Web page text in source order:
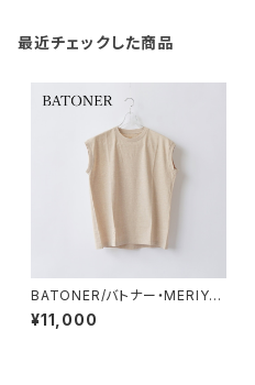
最近チェックした商品
BATONER/バトナー・MERIYA
SU NO SLEEVE T-SHIRT (P
ACK)
¥11,000